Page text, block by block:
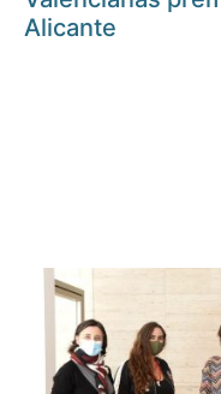
Alicante